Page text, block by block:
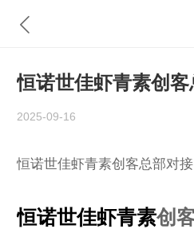
恒诺世佳虾青素创
2025-09-16
恒诺世佳虾青素创客总部对接
恒诺世佳虾青素创